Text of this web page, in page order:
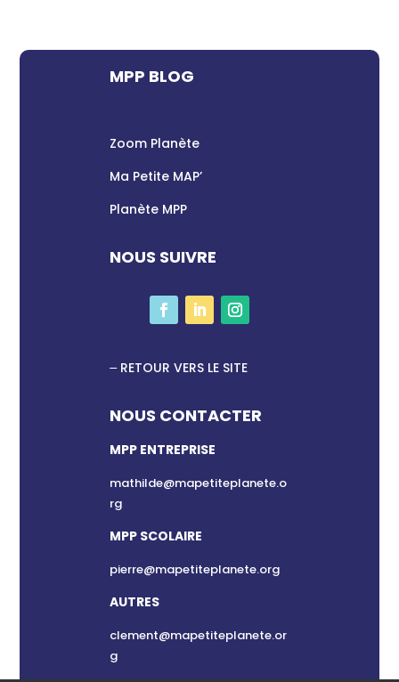
MPP BLOG
Zoom Planète
Ma Petite MAP’
Planète MPP
NOUS SUIVRE
RETOUR VERS LE SITE
NOUS CONTACTER
MPP ENTREPRISE
mathilde@mapetiteplanete.o
rg
MPP SCOLAIRE
pierre@mapetiteplanete.org
AUTRES
clement@mapetiteplanete.or
g